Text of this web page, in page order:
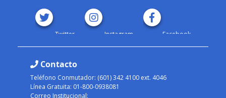
Twitter Instagram Facebook
Contacto
Teléfono Conmutador: (601) 342 4100 ext. 4046
Línea Gratuita: 01-800-0938081
Correo Institucional: